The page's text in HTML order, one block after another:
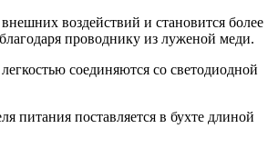
воздействий и становится более
проводнику из луженой меди.
соединяются со светодиодной
питания поставляется в бухте длиной